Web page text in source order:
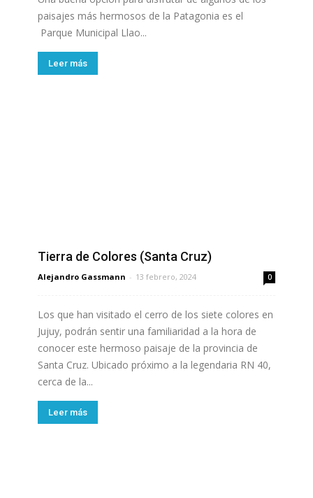
paisajes más hermosos de la Patagonia es el
Parque Municipal Llao...
Leer más
Tierra de Colores (Santa Cruz)
Alejandro Gassmann - 13 febrero, 2024 0
Los que han visitado el cerro de los siete colores en
Jujuy, podrán sentir una familiaridad a la hora de
conocer este hermoso paisaje de la provincia de
Santa Cruz. Ubicado próximo a la legendaria RN 40,
cerca de la...
Leer más